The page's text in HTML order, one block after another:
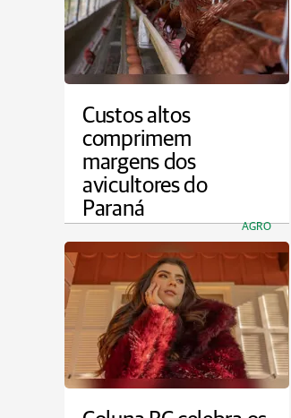
Custos altos
comprimem
margens dos
avicultores do
Paraná
AGRO